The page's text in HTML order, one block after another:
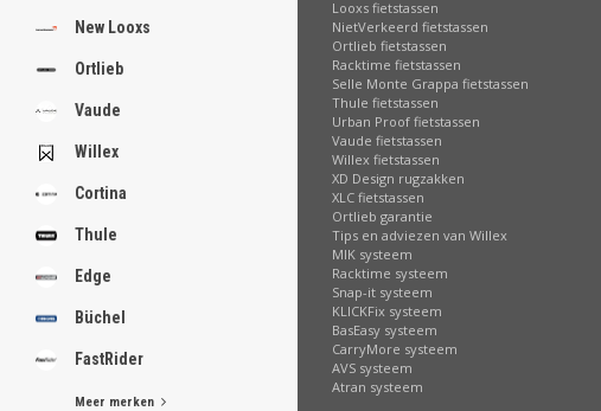
New Looxs
Ortlieb
Vaude
Willex
Cortina
Thule
Edge
Büchel
FastRider
Meer merken
Looxs fietstassen
NietVerkeerd fietstassen
Ortlieb fietstassen
Racktime fietstassen
Selle Monte Grappa fietstassen
Thule fietstassen
Urban Proof fietstassen
Vaude fietstassen
Willex fietstassen
XD Design rugzakken
XLC fietstassen
Ortlieb garantie
Tips en adviezen van Willex
MIK systeem
Racktime systeem
Snap-it systeem
KLICKFix systeem
BasEasy systeem
CarryMore systeem
AVS systeem
Atran systeem